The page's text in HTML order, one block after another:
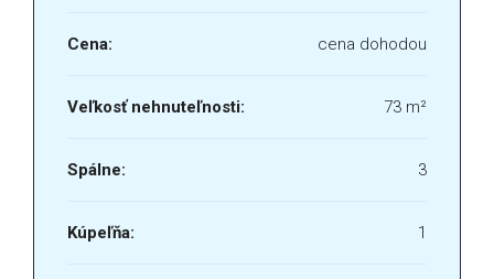
Cena: cena dohodou
Veľkosť nehnuteľnosti: 73 m²
Spálne: 3
Kúpeľňa: 1